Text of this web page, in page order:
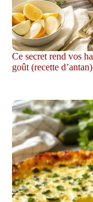
Ce secret rend vos
goût (recette d’antan)